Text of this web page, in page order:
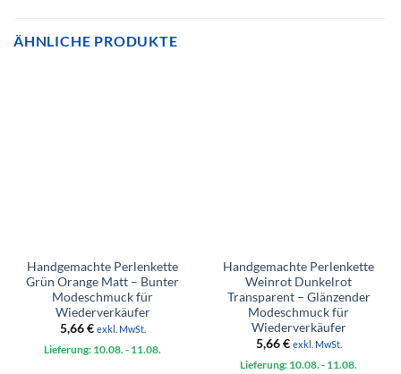
ÄHNLICHE PRODUKTE
Handgemachte Perlenkette
Grün Orange Matt – Bunter
Modeschmuck für
Wiederverkäufer
5,66€ exkl. MwSt.
Lieferung: 10.08. - 11.08.
Handgemachte Perlenkette
Weinrot Dunkelrot
Transparent – Glänzender
Modeschmuck für
Wiederverkäufer
5,66€ exkl. MwSt.
Lieferung: 10.08. - 11.08.